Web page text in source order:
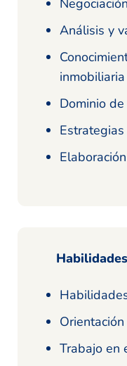
Análisis y
inmobiliaria
Dominio
Trabajo en